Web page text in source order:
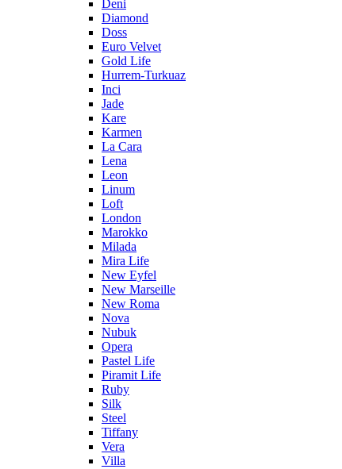
Deni
Diamond
Doss
Euro Velvet
Gold Life
Hurrem-Turkuaz
Inci
Jade
Kare
Karmen
La Cara
Lena
Leon
Linum
Loft
London
Marokko
Milada
Mira Life
New Eyfel
New Marseille
New Roma
Nova
Nubuk
Opera
Pastel Life
Piramit Life
Ruby
Silk
Steel
Tiffany
Vera
Villa